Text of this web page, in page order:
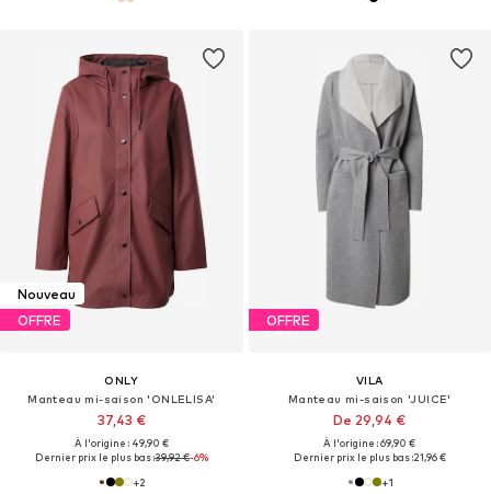
Nouveau
OFFRE
ONLY
Manteau mi-saison 'ONLELISA'
37,43 €
À l'origine : 49,90 €
Dernier prix le plus bas :39,92 €-6%
+2
OFFRE
VILA
Manteau mi-saison 'JUICE'
De 29,94 €
À l'origine : 69,90 €
Dernier prix le plus bas :21,96 €
+1